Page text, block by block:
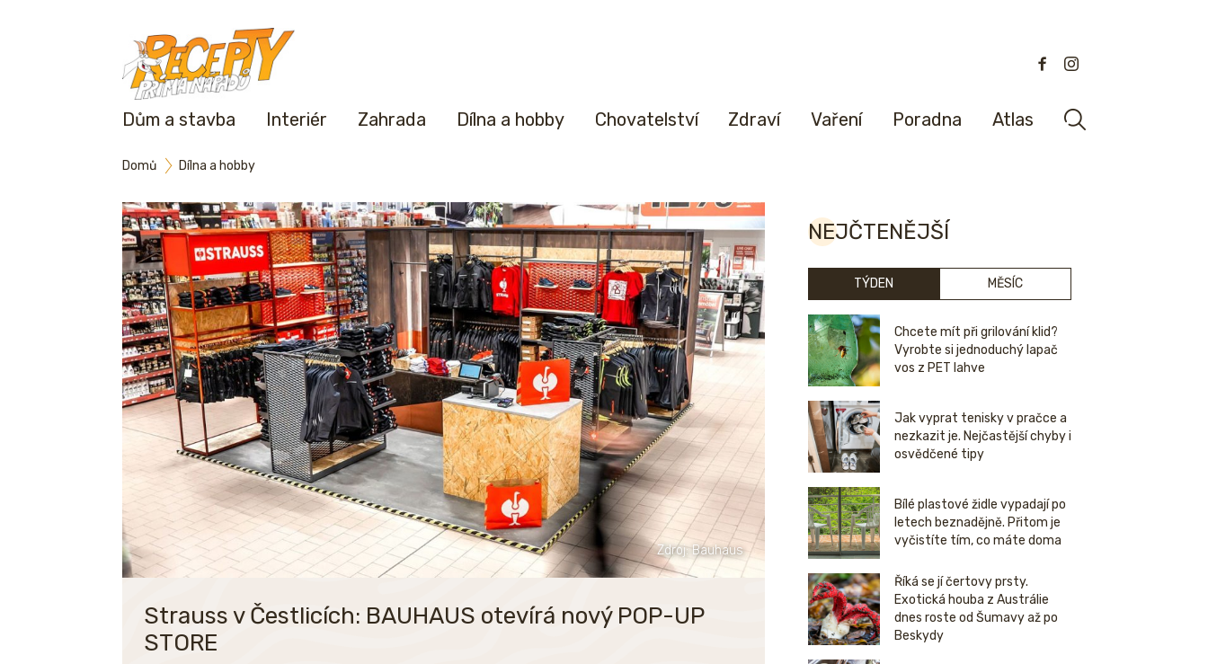
Dům a stavba Interiér Zahrada Dílna a hobby Chovatelství Zdraví Vaření Poradna Atlas
Domů Dílna a hobby
Zdroj: Bauhaus
Strauss v Čestlicích: BAUHAUS otevírá nový POP-UP
STORE
NEJČTENĚJŠÍ
TÝDEN MĚSÍC
Chcete mít při grilování klid?
Vyrobte si jednoduchý lapač
vos z PET lahve
Jak vyprat tenisky v pračce a
nezkazit je. Nejčastější chyby i
osvědčené tipy
Bílé plastové židle vypadají po
letech beznadějně. Přitom je
vyčistíte tím, co máte doma
Říká se jí čertovy prsty.
Exotická houba z Austrálie
dnes roste od Šumavy až po
Beskydy